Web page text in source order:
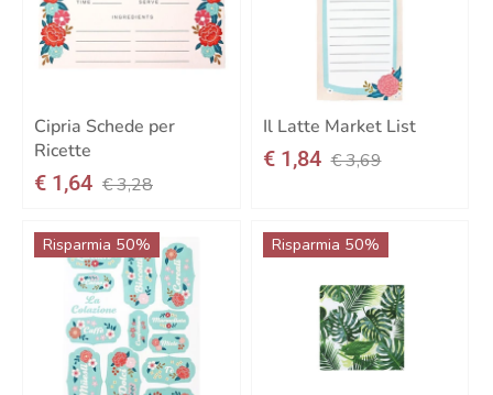
Cipria Schede per
Ricette
€ 1,64 € 3,28
Il Latte Market List
€ 1,84 € 3,69
Risparmia 50% Risparmia 50%